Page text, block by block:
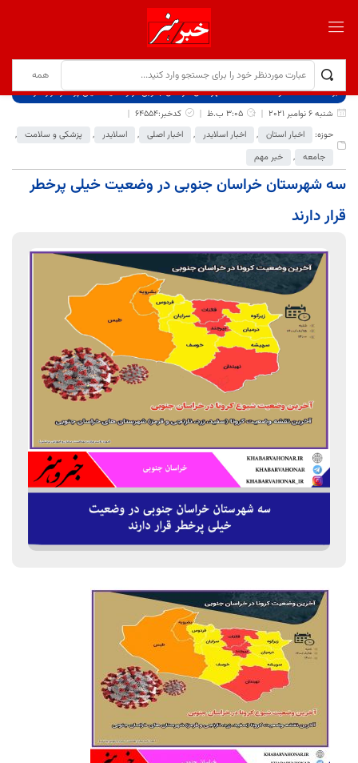
برگ نخست نوشته‌ها
سه شهرستان خراسان جنوبی در وضعیت خیلی پرخطر قرار دارند
شنبه 6 نوامبر 2021
3:05 ب.ظ
کدخبر:64554
حوزه:
اخبار استان , اخبار اسلایدر , اخبار اصلی , اسلایدر , پزشکی و سلامت ,
جامعه , خبر مهم
سه شهرستان خراسان جنوبی در وضعیت خیلی پرخطر
قرار دارند